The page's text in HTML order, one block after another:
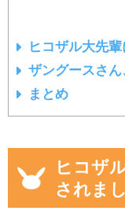
ヒコザル大先
ザングースさ
まとめ
ヒコザ
されま